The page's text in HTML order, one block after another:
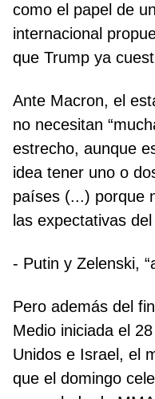
como el papel de
internacional
que Trump ya
Ante Macron, el
no necesitan
estrecho, aunque
idea tener uno o
países (...) porque
las expectativas
- Putin y Zelenski,
Pero además del
Medio iniciada el
Unidos e Israel, el
que el domingo